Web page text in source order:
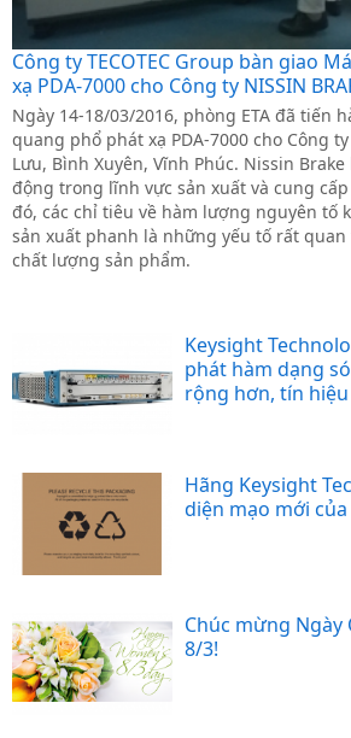
Công ty TECOTEC Group bàn giao
xạ PDA-7000 cho Công ty NISSIN
Ngày 14-18/03/2016, phòng ETA đã tiến
quang phổ phát xạ PDA-7000 cho Công ty
Lưu, Bình Xuyên, Vĩnh Phúc. Nissin
động trong lĩnh vực sản xuất và cung
đó, các chỉ tiêu về hàm lượng nguyên tố
sản xuất phanh là những yếu tố rất
chất lượng sản phẩm.
Keysight
phát hàm dạng
rộng hơn, tín
Hãng Keysight
diện mạo mới
Chúc mừng Ngày
8/3!